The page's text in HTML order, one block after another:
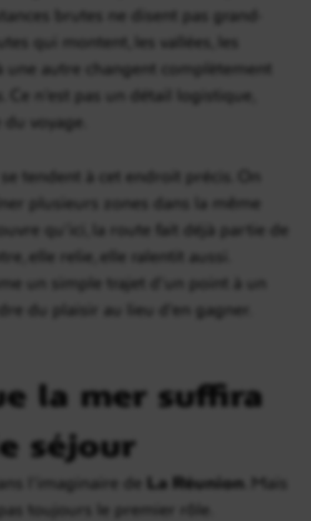
brutes ne disent pas grand-
qui montent, les vallées, les
une autre changent complètement
Ce n’est pas un détail logistique,
voyage.
tendent à cet endroit précis. On
plusieurs zones dans la même
qu’ici, la route fait déjà partie de
elle relie, elle ralentit aussi.
un simple trajet d’un point à un
du plaisir au lieu d’en gagner.
la mer suffira
séjour
l’imaginaire de La Réunion . Mais
toujours le premier rôle.